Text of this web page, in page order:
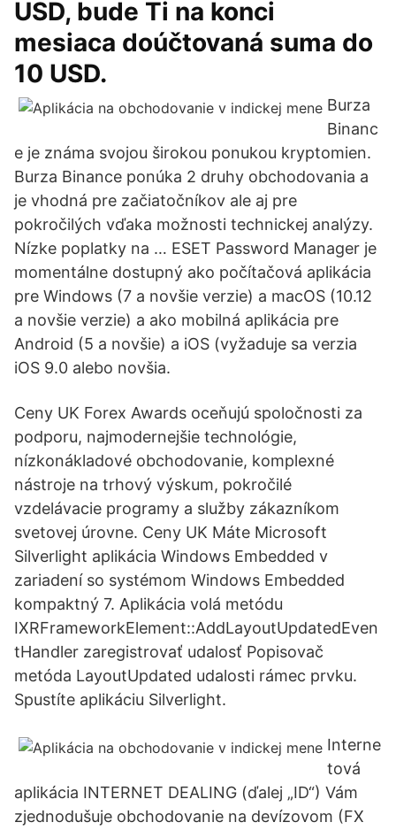
USD, bude Ti na konci
mesiaca doúčtovaná suma do
10 USD.
Burza
Binanc
e je známa svojou širokou ponukou kryptomien.
Burza Binance ponúka 2 druhy obchodovania a
je vhodná pre začiatočníkov ale aj pre
pokročilých vďaka možnosti technickej analýzy.
Nízke poplatky na … ESET Password Manager je
momentálne dostupný ako počítačová aplikácia
pre Windows (7 a novšie verzie) a macOS (10.12
a novšie verzie) a ako mobilná aplikácia pre
Android (5 a novšie) a iOS (vyžaduje sa verzia
iOS 9.0 alebo novšia.
Ceny UK Forex Awards oceňujú spoločnosti za
podporu, najmodernejšie technológie,
nízkonákladové obchodovanie, komplexné
nástroje na trhový výskum, pokročilé
vzdelávacie programy a služby zákazníkom
svetovej úrovne. Ceny UK Máte Microsoft
Silverlight aplikácia Windows Embedded v
zariadení so systémom Windows Embedded
kompaktný 7. Aplikácia volá metódu
IXRFrameworkElement::AddLayoutUpdatedEven
tHandler zaregistrovať udalosť Popisovač
metóda LayoutUpdated udalosti rámec prvku.
Spustíte aplikáciu Silverlight.
Interne
tová
aplikácia INTERNET DEALING (ďalej „ID“) Vám
zjednodušuje obchodovanie na devízovom (FX